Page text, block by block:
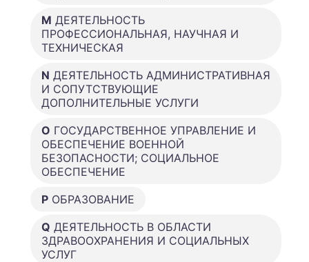
M ДЕЯТЕЛЬНОСТЬ
ПРОФЕССИОНАЛЬНАЯ, НАУЧНАЯ И
ТЕХНИЧЕСКАЯ
N ДЕЯТЕЛЬНОСТЬ АДМИНИСТРАТИВНАЯ
И СОПУТСТВУЮЩИЕ
ДОПОЛНИТЕЛЬНЫЕ УСЛУГИ
O ГОСУДАРСТВЕННОЕ УПРАВЛЕНИЕ И
ОБЕСПЕЧЕНИЕ ВОЕННОЙ
БЕЗОПАСНОСТИ; СОЦИАЛЬНОЕ
ОБЕСПЕЧЕНИЕ
P ОБРАЗОВАНИЕ
Q ДЕЯТЕЛЬНОСТЬ В ОБЛАСТИ
ЗДРАВООХРАНЕНИЯ И СОЦИАЛЬНЫХ
УСЛУГ